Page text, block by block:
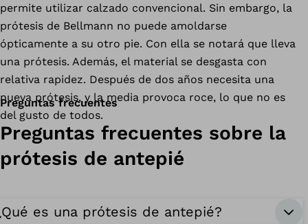
permite utilizar calzado convencional. Sin embargo, la
prótesis de Bellmann no puede amoldarse
ópticamente a su otro pie. Con ella se notará que lleva
una prótesis. Además, el material se desgasta con
relativa rapidez. Después de dos años necesita una
nueva prótesis, y la media provoca roce, lo que no es
del gusto de todos.
Preguntas frecuentes
Preguntas frecuentes sobre la
prótesis de antepié
es una prótesis de antepié?